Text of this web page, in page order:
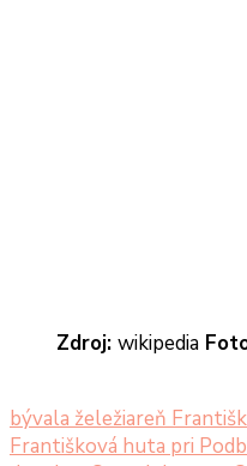
Zdroj: wikipedia
bývala želežiareň
Františková huta pri